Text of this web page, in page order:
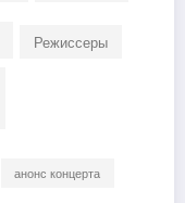
Режиссеры
анонс концерта